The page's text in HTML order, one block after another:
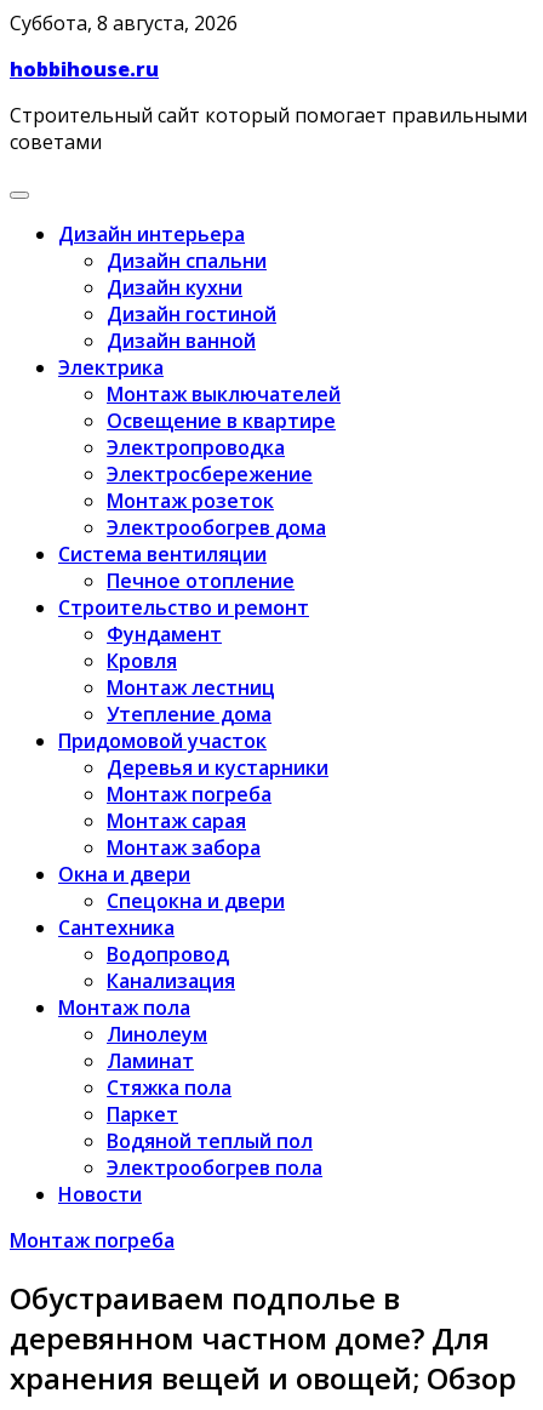
Skip
content
Суббота, 8 августа, 2026
hobbihouse.ru
Строительный сайт который помогает правильными
советами
Дизайн интерьера
Дизайн спальни
Дизайн кухни
Дизайн гостиной
Дизайн ванной
Электрика
Монтаж выключателей
Освещение в квартире
Электропроводка
Электросбережение
Монтаж розеток
Электрообогрев дома
Система вентиляции
Печное отопление
Строительство и ремонт
Фундамент
Кровля
Монтаж лестниц
Утепление дома
Придомовой участок
Деревья и кустарники
Монтаж погреба
Монтаж сарая
Монтаж забора
Окна и двери
Спецокна и двери
Сантехника
Водопровод
Канализация
Монтаж пола
Линолеум
Ламинат
Стяжка пола
Паркет
Водяной теплый пол
Электрообогрев пола
Новости
Монтаж погреба
Обустраиваем подполье в
деревянном частном доме? Для
хранения вещей и овощей; Обзор